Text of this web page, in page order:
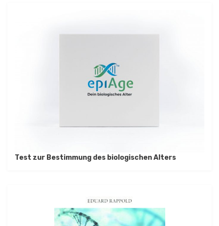
Test zur Bestimmung des biologischen Alters